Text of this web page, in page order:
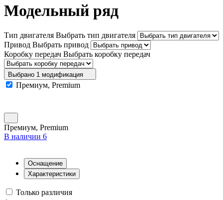
Модельный ряд
Тип двигателя Выбрать тип двигателя
Привод Выбрать привод
Коробку передач Выбрать коробку передач
Выбрано 1 модификация
Премиум, Premium
Премиум, Premium
В наличии 6
Оснащение
Характеристики
Только различия